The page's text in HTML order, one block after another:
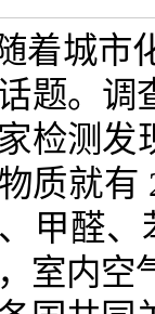
着城市
题。调
检测发
质就有
甲醛、
室内空